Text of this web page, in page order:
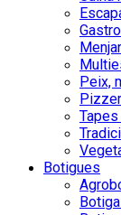
Peix,
Botigues